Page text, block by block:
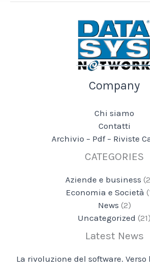
Company
Chi siamo
Contatti
Archivio – Pdf – Riviste
CATEGORIES
Aziende e business
Economia e Società
News (2)
Uncategorized (21)
Latest News
La rivoluzione del software.